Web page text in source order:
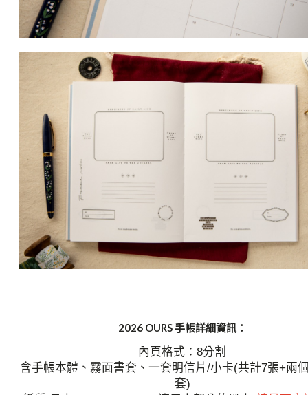
2026 OURS 手帳詳細資訊：
內頁格式：8分割
含手帳本體、霧面書套、一套明信片/小卡(共計7張+兩
套)